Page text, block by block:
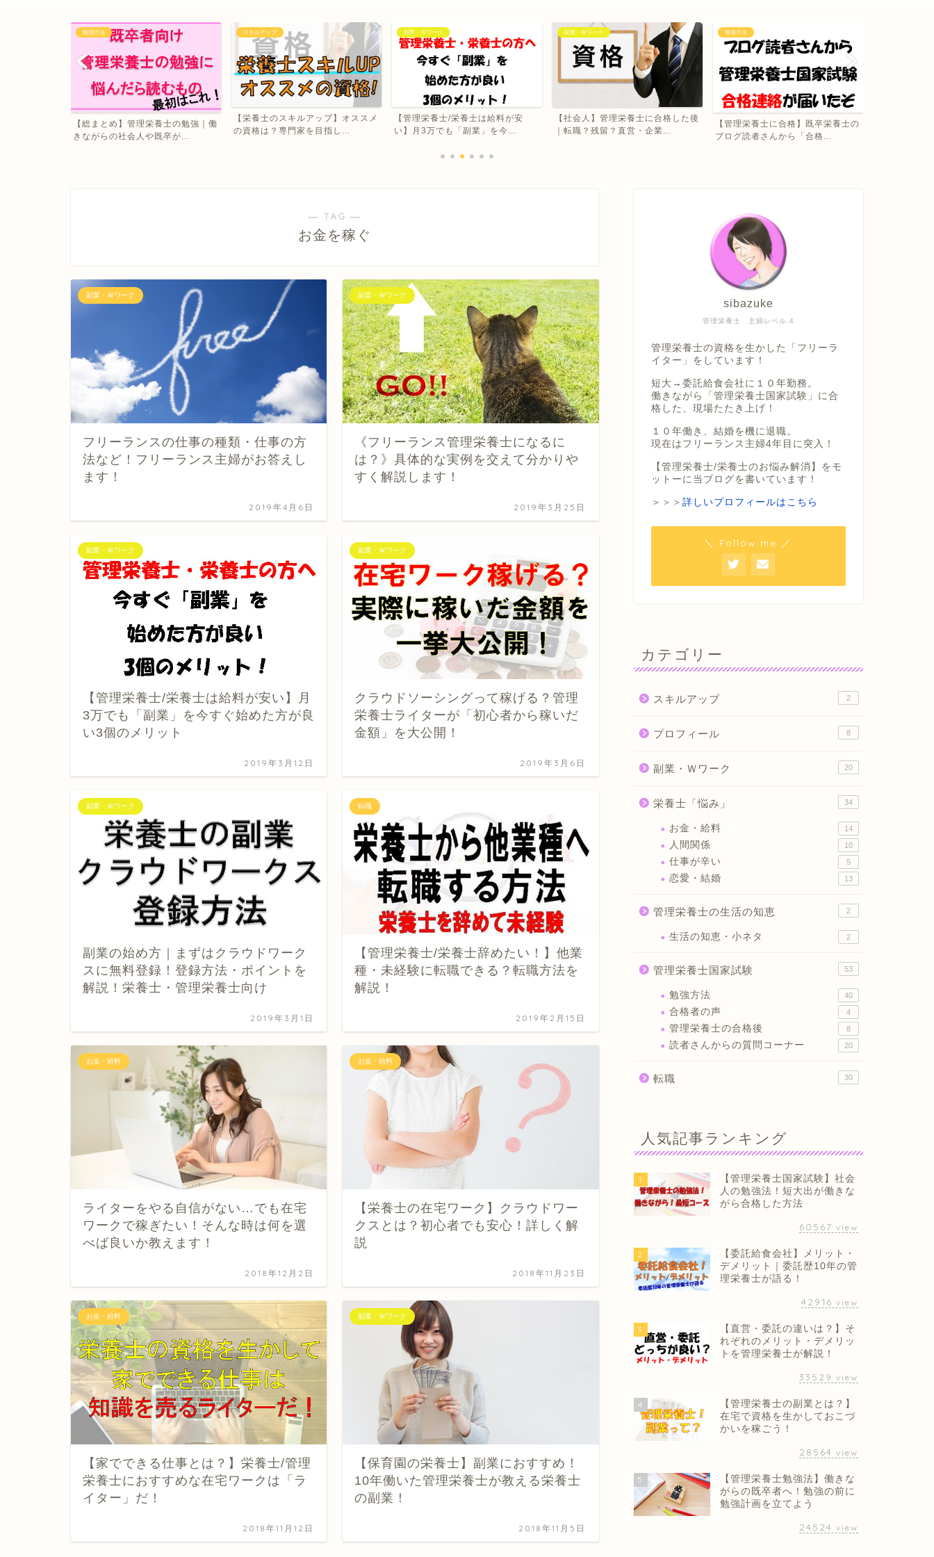
勉強方法
【総まとめ】管理栄養士の勉強｜働
きながらの社会人や既卒が...
スキルアップ
【栄養士のスキルアップ】オススメ
の資格は？専門家を目指し...
副業・Ｗワーク
【管理栄養士/栄養士は給料が安
い】月3万でも「副業」を今...
副業・Ｗワーク
【社会人】管理栄養士に合格した後
｜転職？残留？直営・企業...
勉強方法
【管理栄養士に合格】既卒栄養士の
ブログ読者さんから「合格...
― TAG ―
お金を稼ぐ
副業・Ｗワーク
フリーランスの仕事の種類・仕事の方
法など！フリーランス主婦がお答えし
ます！
2019年4月6日
副業・Ｗワーク
《フリーランス管理栄養士になるに
は？》具体的な実例を交えて分かりや
すく解説します！
2019年3月25日
副業・Ｗワーク
【管理栄養士/栄養士は給料が安い】月
3万でも「副業」を今すぐ始めた方が良
い3個のメリット
2019年3月12日
副業・Ｗワーク
クラウドソーシングって稼げる？管理
栄養士ライターが「初心者から稼いだ
金額」を大公開！
2019年3月6日
副業・Ｗワーク
副業の始め方｜まずはクラウドワーク
スに無料登録！登録方法・ポイントを
解説！栄養士・管理栄養士向け
2019年3月1日
転職
【管理栄養士/栄養士辞めたい！】他業
種・未経験に転職できる？転職方法を
解説！
2019年2月15日
お金・給料
ライターをやる自信がない…でも在宅
ワークで稼ぎたい！そんな時は何を選
べば良いか教えます！
2018年12月2日
お金・給料
【栄養士の在宅ワーク】クラウドワー
クスとは？初心者でも安心！詳しく解
説
2018年11月23日
お金・給料
【家でできる仕事とは？】栄養士/管理
栄養士におすすめな在宅ワークは「ラ
イター」だ！
2018年11月12日
副業・Ｗワーク
【保育園の栄養士】副業におすすめ！
10年働いた管理栄養士が教える栄養士
の副業！
2018年11月5日
管理栄養士 主婦レベル.4
sibazuke
管理栄養士の資格を生かした「フリーラ
イター」をしています！
短大→委託給食会社に１０年勤務。
働きながら「管理栄養士国家試験」に合
格した、現場たたき上げ！
１０年働き、結婚を機に退職。
現在はフリーランス主婦4年目に突入！
【管理栄養士/栄養士のお悩み解消】をモ
ットーに当ブログを書いています！
＞＞＞ 詳しいプロフィールはこちら
＼ Follow me ／
カテゴリー
スキルアップ 2
プロフィール 8
副業・Ｗワーク 20
栄養士「悩み」 34
お金・給料 14
人間関係 10
仕事が辛い 5
恋愛・結婚 13
管理栄養士の生活の知恵 2
生活の知恵・小ネタ 2
管理栄養士国家試験 53
勉強方法 40
合格者の声 4
管理栄養士の合格後 8
読者さんからの質問コーナー 20
転職 30
人気記事ランキング
1
【管理栄養士国家試験】社会
人の勉強法！短大出が働きな
がら合格した方法
60567 view
2
【委託給食会社】メリット・
デメリット｜委託歴10年の管
理栄養士が語る！
42916 view
3
【直営・委託の違いは？】そ
れぞれのメリット・デメリッ
トを管理栄養士が解説！
33529 view
4
【管理栄養士の副業とは？】
在宅で資格を生かしておこづ
かいを稼ごう！
28564 view
5
【管理栄養士勉強法】働きな
がらの既卒者へ！勉強の前に
勉強計画を立てよう
24524 view